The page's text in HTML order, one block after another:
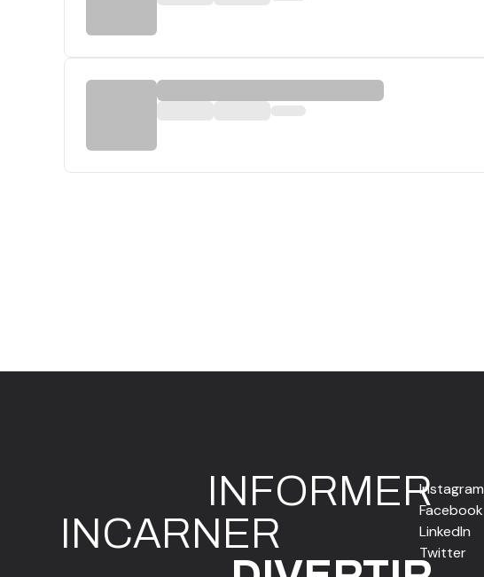
INFORMER
INCARNER
Instagram
Facebook
LinkedIn
Twitter